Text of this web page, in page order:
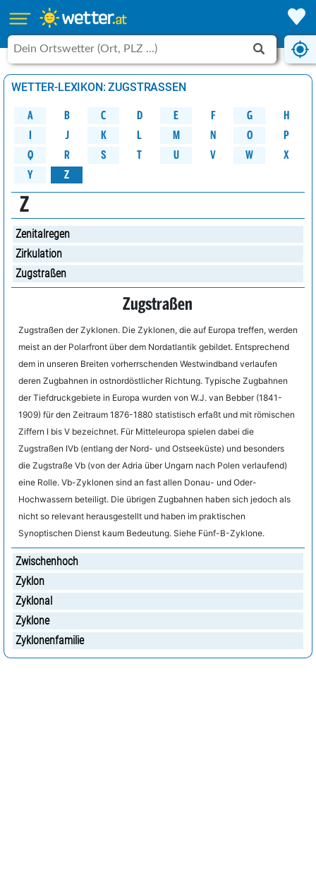
WETTER-LEXIKON: ZUGSTRASSEN
A B C D E F G H
J K L M N O
P
Q
R S T U V W X
Y Z
Z
Zenitalregen
Zirkulation
Zugstraßen
Zugstraßen
Zugstraßen der Zyklonen. Die Zyklonen, die auf Europa treffen, werden
meist an der Polarfront über dem Nordatlantik gebildet. Entsprechend
dem in unseren Breiten vorherrschenden Westwindband verlaufen
deren Zugbahnen in ostnordöstlicher Richtung. Typische Zugbahnen
der Tiefdruckgebiete in Europa wurden von W.J. van Bebber (1841-
1909) für den Zeitraum 1876-1880 statistisch erfaßt und mit römischen
Ziffern I bis V bezeichnet. Für Mitteleuropa spielen dabei die
Zugstraßen IVb (entlang der Nord- und Ostseeküste) und besonders
die Zugstraße Vb (von der Adria über Ungarn nach Polen verlaufend)
eine Rolle. Vb-Zyklonen sind an fast allen Donau- und Oder-
Hochwassern beteiligt. Die übrigen Zugbahnen haben sich jedoch als
nicht so relevant herausgestellt und haben im praktischen
Synoptischen Dienst kaum Bedeutung. Siehe Fünf-B-Zyklone.
Zwischenhoch
Zyklon
Zyklonal
Zyklone
Zyklonenfamilie